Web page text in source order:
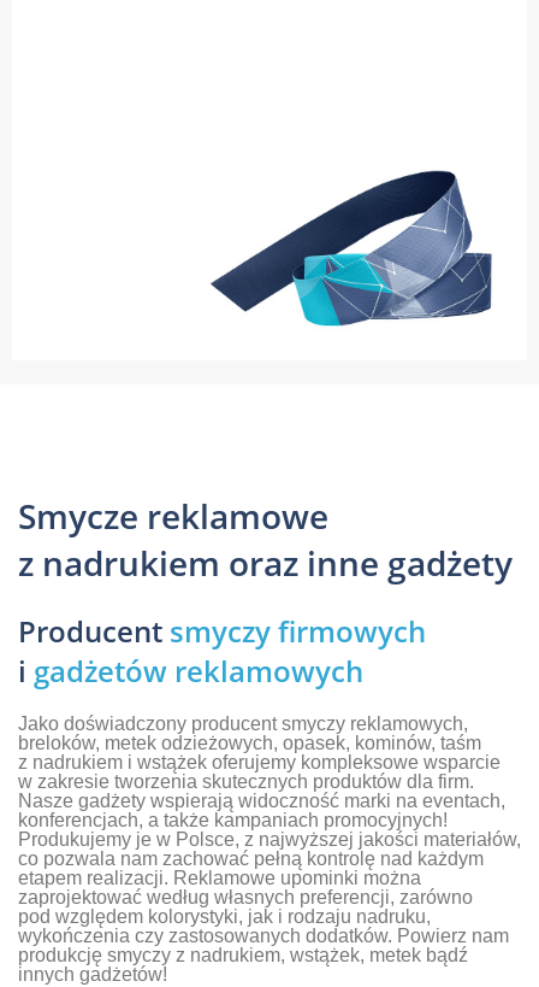
Smycze reklamowe
z nadrukiem oraz inne gadżety
Producent smyczy firmowych
i gadżetów reklamowych
Jako doświadczony producent smyczy reklamowych,
breloków, metek odzieżowych, opasek, kominów, taśm
z nadrukiem i wstążek oferujemy kompleksowe wsparcie
w zakresie tworzenia skutecznych produktów dla firm.
Nasze gadżety wspierają widoczność marki na eventach,
konferencjach, a także kampaniach promocyjnych!
Produkujemy je w Polsce, z najwyższej jakości materiałów,
co pozwala nam zachować pełną kontrolę nad każdym
etapem realizacji. Reklamowe upominki można
zaprojektować według własnych preferencji, zarówno
pod względem kolorystyki, jak i rodzaju nadruku,
wykończenia czy zastosowanych dodatków. Powierz nam
produkcję smyczy z nadrukiem, wstążek, metek bądź
innych gadżetów!